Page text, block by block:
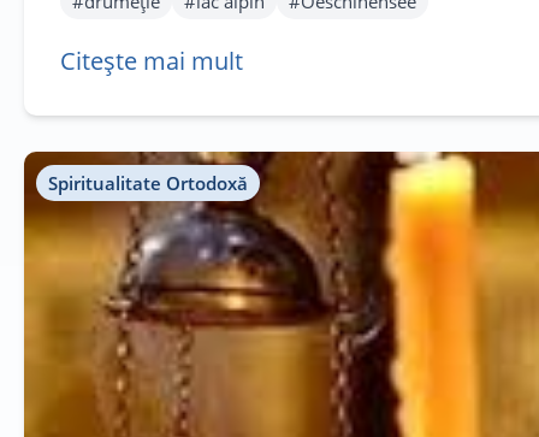
Citește mai mult
Spiritualitate Ortodoxă